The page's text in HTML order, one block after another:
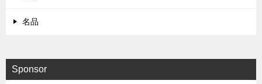
名品
Sponsor